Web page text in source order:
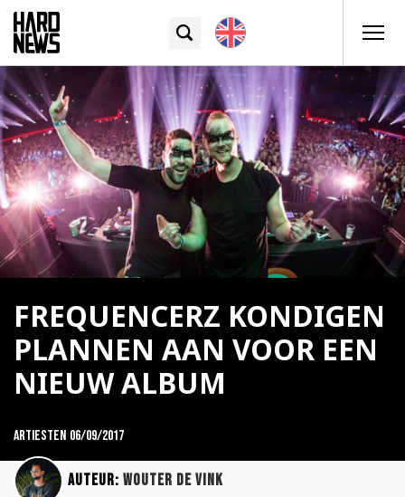
FREQUENCERZ KONDIGEN
PLANNEN AAN VOOR EEN
NIEUW ALBUM
Artiesten 06/09/2017
Auteur: Wouter de Vink